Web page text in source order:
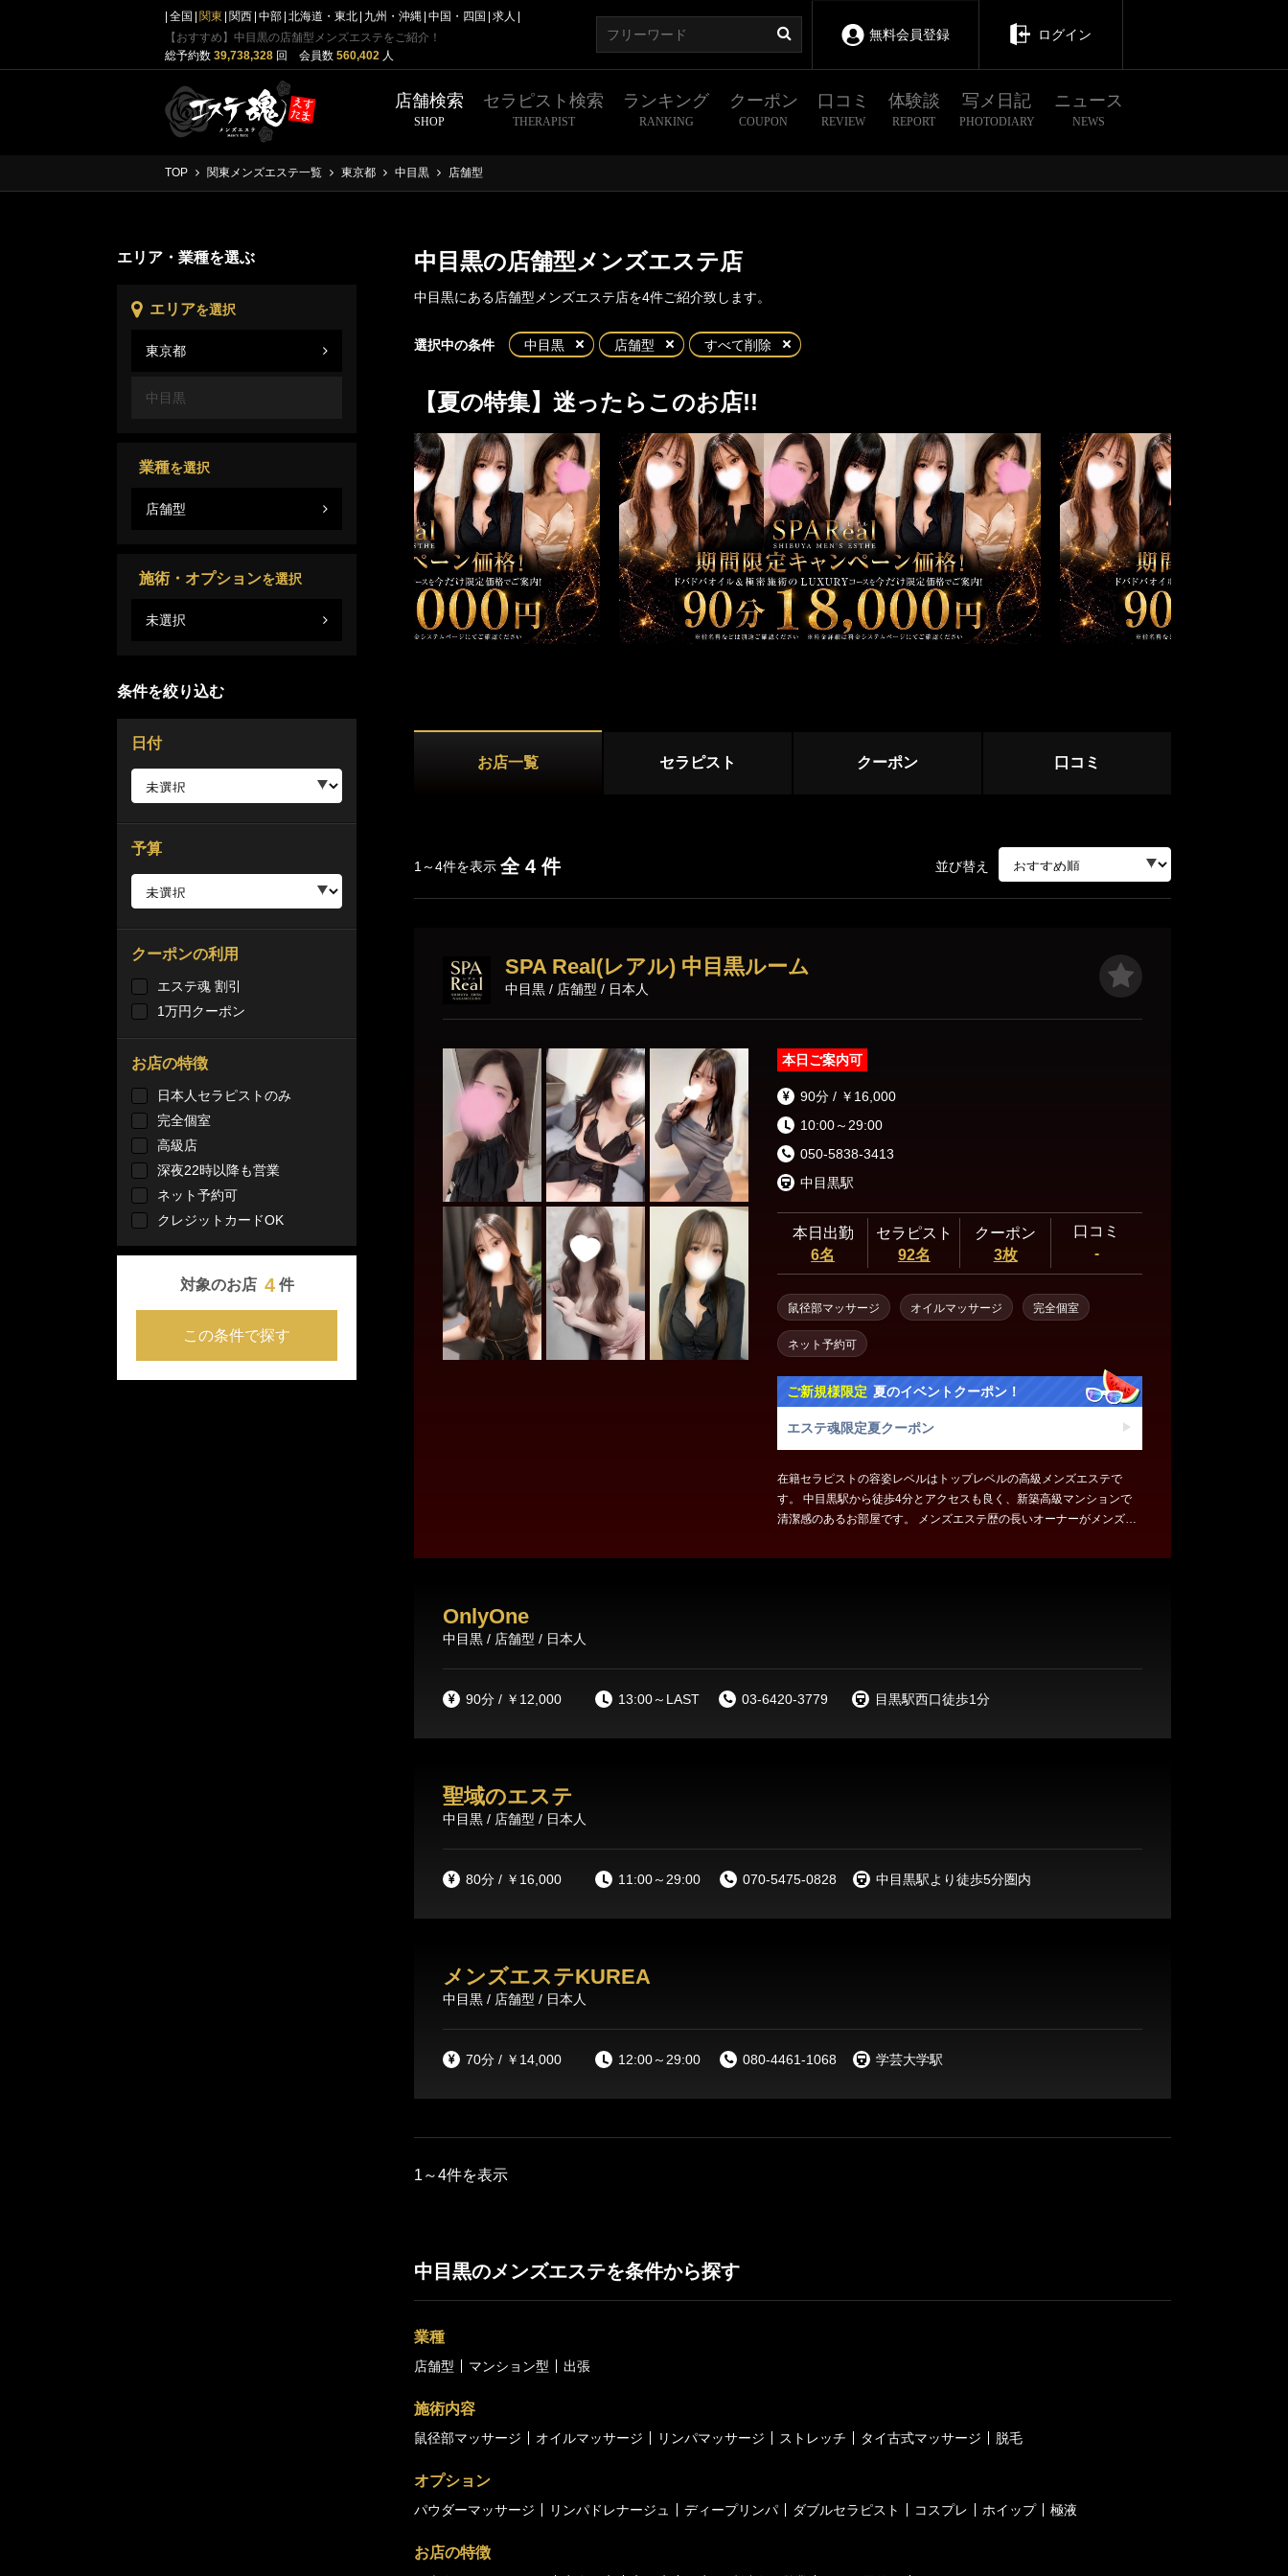
全国 関東 関西 中部 北海道・東北 九州・沖縄 中国・四国
求人
【おすすめ】中目黒の店舗型メンズエステをご紹介！
総予約数 39,738,328 回 会員数 560,402 人
無料会員登録 ログイン
店舗検索
SHOP
セラピスト検索
THERAPIST
ランキング
RANKING
クーポン
COUPON
口コミ
REVIEW
体験談
REPORT
写メ日記
PHOTODIARY
ニュース
NEWS
TOP 関東メンズエステ一覧 東京都 中目黒 店舗型
中目黒の店舗型メンズエステ店
中目黒にある店舗型メンズエステ店を4件ご紹介致します。
選択中の条件 中目黒 店舗型 すべて削除
【夏の特集】迷ったらこのお店!!
お店一覧 セラピスト クーポン 口コミ
1～4件を表示 全 4 件 並び替え
SPA Real(レアル) 中目黒ルーム
中目黒 / 店舗型 / 日本人
本日ご案内可
90分 / ￥16,000
10:00～29:00
050-5838-3413
中目黒駅
本日出勤
6名
セラピスト
92名
クーポン
3枚
口コミ
-
鼠径部マッサージ オイルマッサージ 完全個室
ネット予約可
ご新規様限定 夏のイベントクーポン！
エステ魂限定夏クーポン
在籍セラピストの容姿レベルはトップレベルの高級メンズエステで
す。 中目黒駅から徒歩4分とアクセスも良く、新築高級マンションで
清潔感のあるお部屋です。 メンズエステ歴の長いオーナーがメンズエ
ました。 極上の施術をお楽しみください。
OnlyOne
中目黒 / 店舗型 / 日本人
90分 / ￥12,000 13:00～LAST 03-6420-3779 目黒駅西口徒歩1分
聖域のエステ
中目黒 / 店舗型 / 日本人
80分 / ￥16,000 11:00～29:00 070-5475-0828 中目黒駅より徒歩5分圏内
メンズエステKUREA
中目黒 / 店舗型 / 日本人
70分 / ￥14,000 12:00～29:00 080-4461-1068 学芸大学駅
1～4件を表示
エリア・業種を選ぶ
エリアを選択
東京都
東京都 新宿・西東京エリア
新宿 大久保・高田馬場 中野・高円寺・荻窪
吉祥寺・三鷹 国分寺・武蔵小金井 下北沢・明大前
初台・幡ヶ谷・笹塚 調布・府中 立川・八王子・町田
西東京(田無)・東村山
池袋・大塚エリア
渋谷・代々木・表参道 三軒茶屋・自由が丘・二子玉川
東京駅・日本橋・八丁堀 銀座・新橋 人形町・茅場町・門前仲町
上野・秋葉原・錦糸町エリア
錦糸町・亀戸 葛西・小岩・新小岩
市ヶ谷・四谷 上野・御徒町・浅草
日暮里・鶯谷 北千住・綾瀬・亀有
東京その他エリア
東京23区出張
中目黒
業種を選択
店舗型
店舗型
マンション型
出張
施術・オプションを選択
未選択
施術内容
ストレッチ
オプション
条件を絞り込む
日付
予算
クーポンの利用
エステ魂 割引
1万円クーポン
お店の特徴
日本人セラピストのみ
完全個室
高級店
深夜22時以降も営業
ネット予約可
クレジットカードOK
対象のお店 4 件
この条件で探す
中目黒のメンズエステを条件から探す
業種
店舗型 マンション型 出張
施術内容
鼠径部マッサージ オイルマッサージ リンパマッサージ ストレッチ タイ古式マッサージ 脱毛
オプション
パウダーマッサージ リンパドレナージュ ディープリンパ ダブルセラピスト コスプレ ホイップ 極液
お店の特徴